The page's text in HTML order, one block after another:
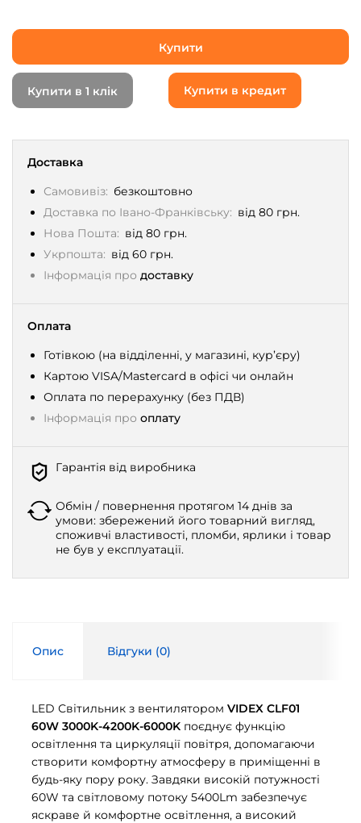
Доставка
Самовивіз: безкоштовно
Доставка по Івано-Франківську: від 80 грн.
Нова Пошта: від 80 грн.
Укрпошта: від 60 грн.
Інформація про доставку
Оплата
Готівкою (на відділенні, у магазині, кур’єру)
Картою VISA/Mastercard в офісі чи онлайн
Оплата по перерахунку (без ПДВ)
Інформація про оплату
Гарантія від виробника
Обмін / повернення протягом 14 днів за
умови: збережений його товарний вигляд,
споживчі властивості, пломби, ярлики і товар
не був у експлуатації.
Купити
Купити в 1 клік Купити в кредит
Опис Відгуки (0)
LED Світильник з вентилятором VIDEX CLF01
60W 3000K-4200K-6000K поєднує функцію
освітлення та циркуляції повітря, допомагаючи
створити комфортну атмосферу в приміщенні в
будь-яку пору року. Завдяки високій потужності
60W та світловому потоку 5400Lm забезпечує
яскраве й комфортне освітлення, а високий